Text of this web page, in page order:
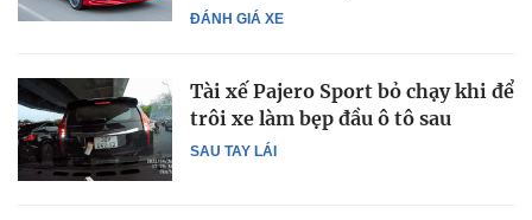
ĐÁNH GIÁ XE
SAU TAY LÁI
Tài xế Pajero Sport bỏ chạy khi để
trôi xe làm bẹp đầu ô tô sau